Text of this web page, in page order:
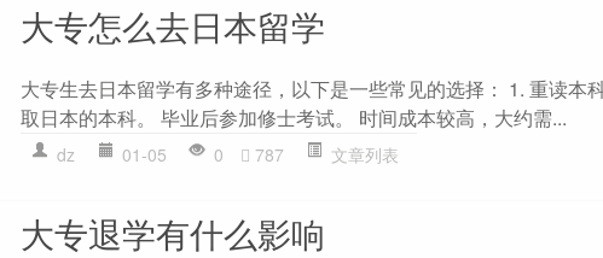
大专怎么去日本留学
大专生去日本留学有多种途径，以下是一些常见的选择： 1. 重读本
取日本的本科。 毕业后参加修士考试。 时间成本较高，大约需...
dz 01-05 0 787 文章列表
大专退学有什么影响